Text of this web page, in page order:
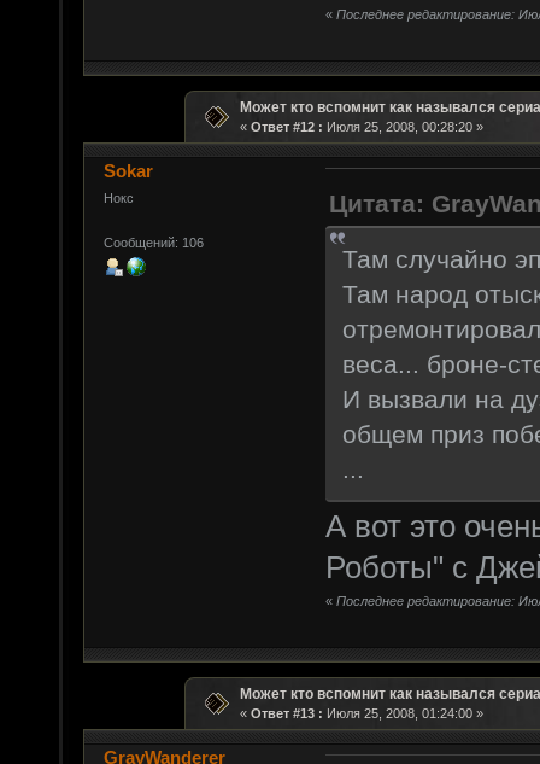
« Последнее редактирование:
Может кто вспомнит как назывался
« Ответ #12 : Июля 25, 2008, 00:28:20 »
Sokar
Нокс
Сообщений: 106
Цитата:
Там случайно
Там народ
веса... броне-
И вызвали на
общем приз
...
А вот это
Роботы" с
« Последнее редактирование:
Может кто вспомнит как назывался
« Ответ #13 : Июля 25, 2008, 01:24:00 »
GrayWanderer